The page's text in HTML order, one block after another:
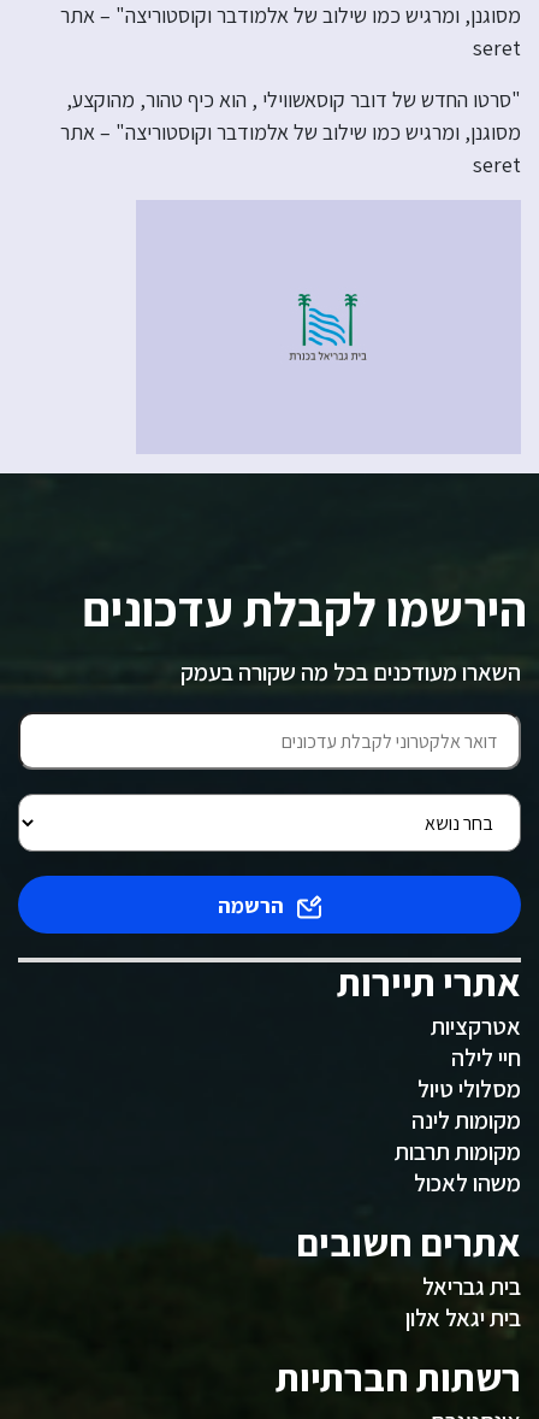
מסוגנן, ומרגיש כמו שילוב של אלמודבר וקוסטוריצה" – אתר
seret
"סרטו החדש של דובר קוסאשווילי , הוא כיף טהור, מהוקצע,
מסוגנן, ומרגיש כמו שילוב של אלמודבר וקוסטוריצה" – אתר
seret
הירשמו לקבלת עדכונים
השארו מעודכנים בכל מה שקורה בעמק
הרשמה
אתרי תיירות
אטרקציות
חיי לילה
מסלולי טיול
מקומות לינה
מקומות תרבות
משהו לאכול
אתרים חשובים
בית גבריאל
בית יגאל אלון
רשתות חברתיות